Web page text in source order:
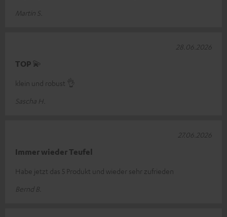
Martin S.
TOP 💫
klein und robust 👌
Sascha H.
28.06.2026
Immer wieder Teufel
Habe jetzt das 5 Produkt und wieder sehr zufrieden
Bernd B.
27.06.2026